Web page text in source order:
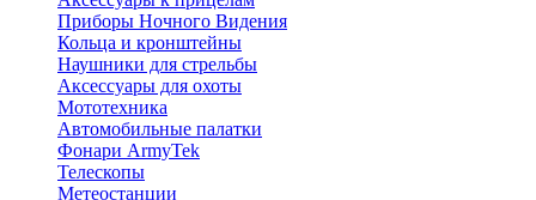
Приборы Ночного Видения
Кольца и кронштейны
Наушники для стрельбы
Аксессуары для охоты
Мототехника
Автомобильные палатки
Фонари ArmyTek
Телескопы
Метеостанции